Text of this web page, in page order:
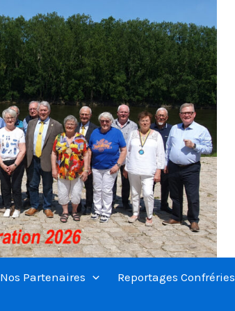
Nos Partenaires Reportages Confréries